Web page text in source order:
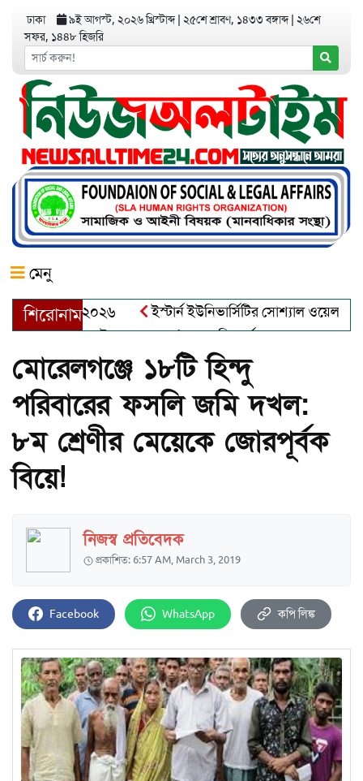
ঢাকা ৯ই আগস্ট, ২০২৬ খ্রিস্টাব্দ ২৫শে শ্রাবণ, ১৪৩৩ বঙ্গাব্দ ২৬শে
সফর, ১৪৪৮ হিজরি
মেনু
শিরোনাম
ইস্টার্ন ইউনিভার্সিটির সোশ্যাল ওয়েলফেয়ার
খালেক এর ইন্তেকাল
আত্মশুদ্ধি অর্জন ও অশুভকে বর্জন করে
মোরেলগঞ্জে ১৮টি হিন্দু
পরিবারের ফসলি জমি দখল:
৮ম শ্রেণীর মেয়েকে জোরপূর্বক
বিয়ে!
নিজস্ব প্রতিবেদক
প্রকাশিত: 6:57 AM, March 3, 2019
Facebook WhatsApp কপি লিঙ্ক